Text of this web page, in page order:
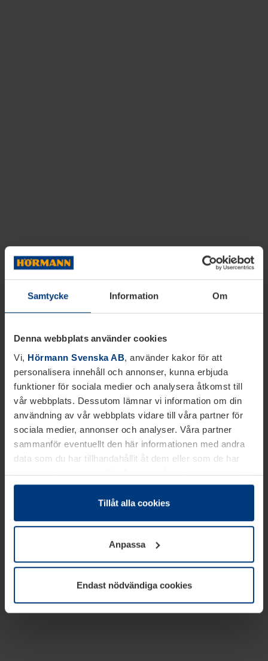
Samtycke Information Om
Denna webbplats använder cookies
Vi, Hörmann Svenska AB, använder kakor för att
personalisera innehåll och annonser, kunna erbjuda
funktioner för sociala medier och analysera åtkomst till
vår webbplats. Dessutom lämnar vi information om din
användning av vår webbplats vidare till våra partner för
sociala medier, annonser och analyser. Våra partner
sammanför eventuellt den här informationen med andra
data som du har tillhandahållit åt dem eller som de har
samlat in inom ramen för din användning av tjänsterna.
Juridiskt kan vi lagra kakor på din enhet, om de är
absolut nödvändiga för driften av den här webbplatsen.
godkännande kan du när som helst ändra eller återkalla i
informationen om kakor underDataskyddsförklaring
vår webbplats.
Tillåt alla cookies
Anpassa
Endast nödvändiga cookies